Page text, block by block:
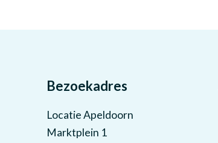
Bezoekadres
Locatie Apeldoorn
Marktplein 1